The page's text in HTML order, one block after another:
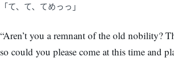
「て、て、てめっっ」
“Aren’t you a remnant of the old nobility?
so could you please come at this time and